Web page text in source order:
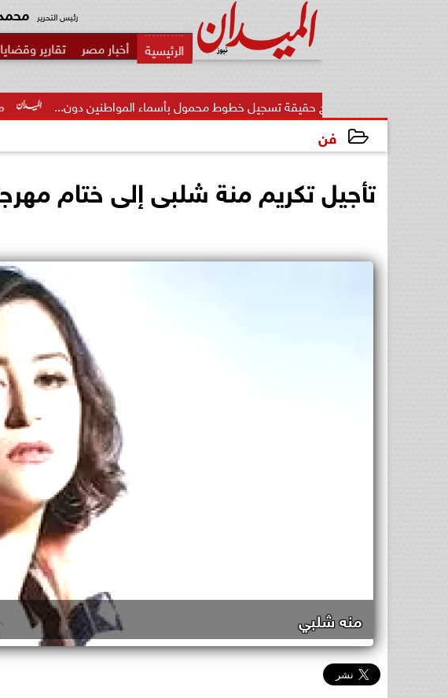
رئيس التحرير
أخبار مصر تقارير وقضايا
محمد مختار يوضح حقيقة تسجيل خطوط محمول بأسماء المواطنين دون...
فن
تأجيل تكريم منة شلبى إلى ختام
منه شلبي